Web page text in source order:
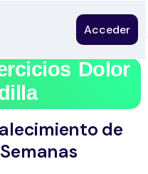
Acceder
Dolor
de